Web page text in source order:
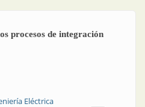
procesos de integración
Eléctrica